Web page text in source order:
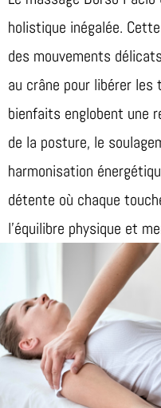
holistique inégalée.
des mouvements
au crâne pour libérer les
bienfaits englobent une
de la posture, le
harmonisation
détente où chaque
l’équilibre physique et